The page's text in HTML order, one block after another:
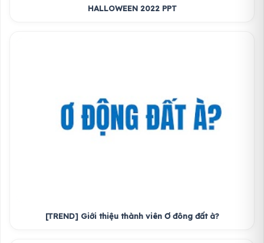
HALLOWEEN 2022 PPT
[TREND] Giới thiệu thành viên Ơ đông đất à?